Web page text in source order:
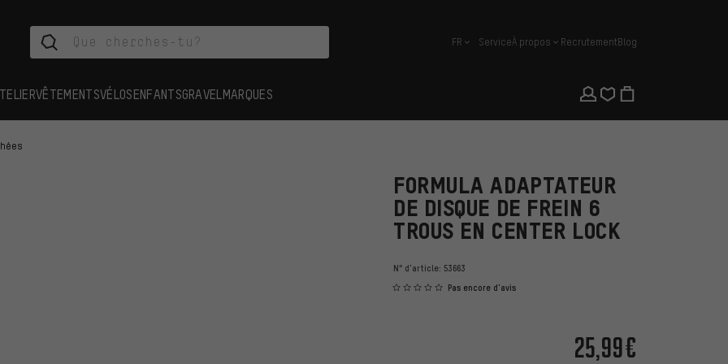
français
FR ServiceÀ propos RecrutementBlog
VÊTEMENTSVÉLOSENFANTSGRAVEL MARQUES
FORMULA ADAPTATEUR
DE DISQUE DE FREIN 6
TROUS EN CENTER LOCK
N° d'article: 53663
Pas encore d'avis
25,99€